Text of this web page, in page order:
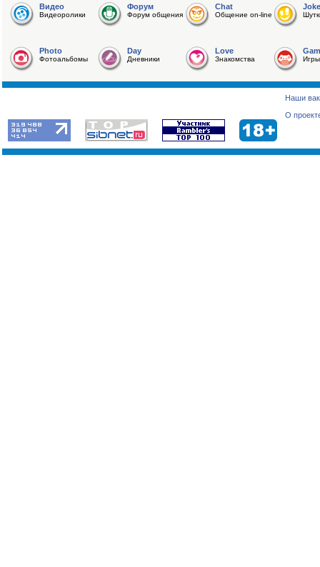
Видео
Видеоролики
Форум
Форум общения
Chat
Общение on-line
Joke
Photo
Фотоальбомы
Day
Дневники
Love
Знакомства Игры
Наши
О